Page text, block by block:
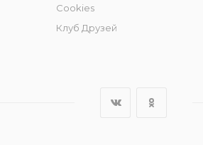
Cookies
Клуб Друзей